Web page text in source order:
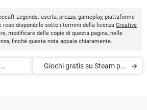
Legends: uscita, prezzo, gameplay, piattaforme
reso disponibile sotto i termini della licenza Creative
modificare delle copie di questa pagina, nelle
finché questa nota appaia chiaramente.
Giochi gratis su Steam per